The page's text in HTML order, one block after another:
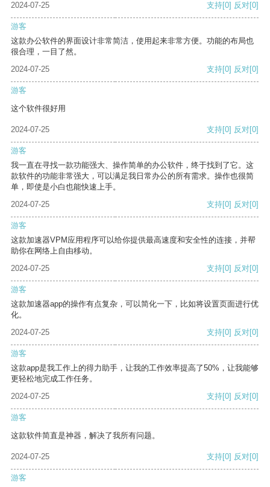
2024-07-25
支持[0] 反对[0]
游客
这款办公软件的界面设计非常简洁，使用起来非常方便。功能的布局也
很合理，一目了然。
2024-07-25
支持[0] 反对[0]
游客
这个软件很好用
2024-07-25 支持[0] 反对[0]
游客
我一直在寻找一款功能强大、操作简单的办公软件，终于找到了它。这
款软件的功能非常强大，可以满足我日常办公的所有需求。操作也很简
单，即使是小白也能快速上手。
2024-07-25
支持[0] 反对[0]
游客
这款加速器VPM应用程序可以给你提供最高速度和安全性的连接，并帮
助你在网络上自由移动。
2024-07-25
支持[0] 反对[0]
游客
这款加速器app的操作有点复杂，可以简化一下，比如将设置页面进行优
化。
2024-07-25
支持[0] 反对[0]
游客
这款app是我工作上的得力助手，让我的工作效率提高了50%，让我能够
更轻松地完成工作任务。
2024-07-25
支持[0] 反对[0]
游客
这款软件简直是神器，解决了我所有问题。
2024-07-25 支持[0] 反对[0]
游客